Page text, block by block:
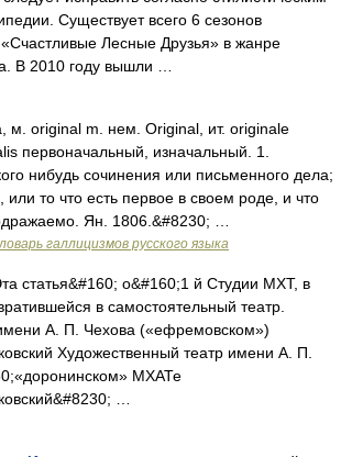
Существует всего 6 сезонов
Лесные Друзья» в жанре
В 2010 году вышли …
м. original m. нем. Original, ит. originale
первоначальный, изначальный. 1.
нибудь сочинения или письменного дела;
или то что есть первое в своем роде, и что
Ян. 1806.&#8230; …
галлицизмов русского языка
статья&#160; о&#160;1 й Студии МХТ, в
в самостоятельный театр.
А. П. Чехова («ефремовском»)
Художественный театр имени А. П.
МХАТе
…